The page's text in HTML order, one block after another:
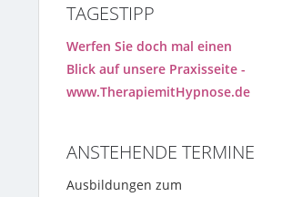
TAGESTIPP
Werfen Sie doch mal einen
Blick auf unsere Praxisseite -
www.TherapiemitHypnose.de
ANSTEHENDE TERMINE
Ausbildungen zum